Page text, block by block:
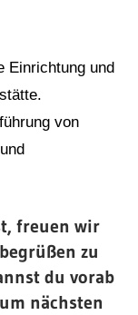
Einrichtung und
von
freuen wir
zu
du vorab
nächsten